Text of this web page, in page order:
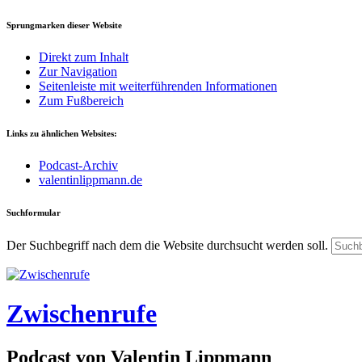
Sprungmarken dieser Website
Direkt zum Inhalt
Zur Navigation
Seitenleiste mit weiterführenden Informationen
Zum Fußbereich
Links zu ähnlichen Websites:
Podcast-Archiv
valentinlippmann.de
Suchformular
Der Suchbegriff nach dem die Website durchsucht werden soll.
Zwischenrufe
Podcast von Valentin Lippmann